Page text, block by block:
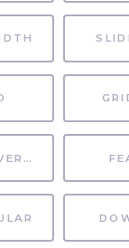
FEATURES INVERTIERT